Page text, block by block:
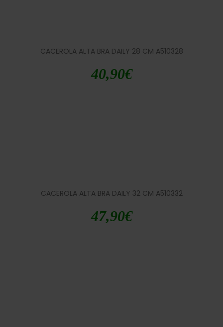
CACEROLA ALTA BRA DAILY 28 CM A510328
40,90€
CACEROLA ALTA BRA DAILY 32 CM A510332
47,90€